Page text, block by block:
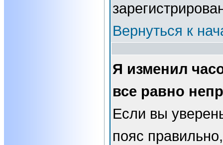
Вернуться к
Я изменил
все равно
Если вы
пояс